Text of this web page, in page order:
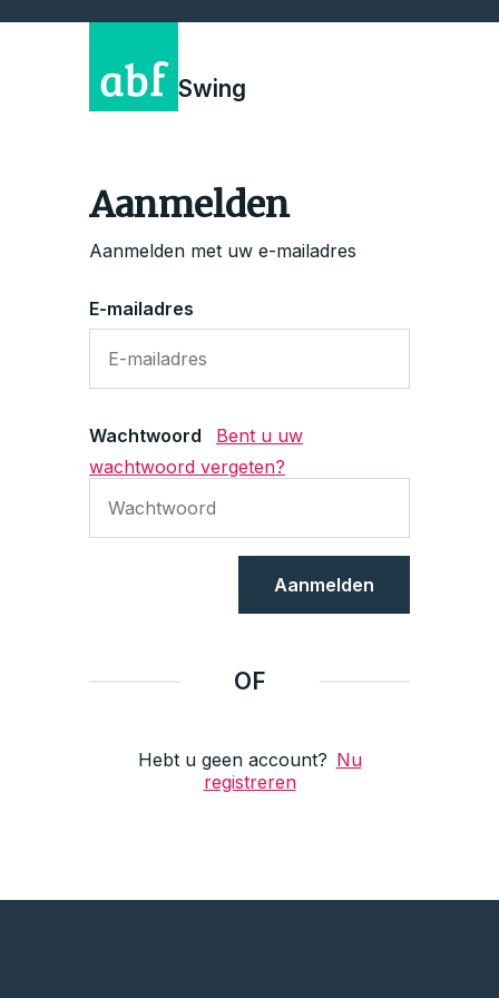
Swing
Aanmelden
Aanmelden met uw e-mailadres
E-mailadres
Wachtwoord
Bent u uw
wachtwoord vergeten?
Aanmelden
OF
Hebt u geen account? Nu
registreren